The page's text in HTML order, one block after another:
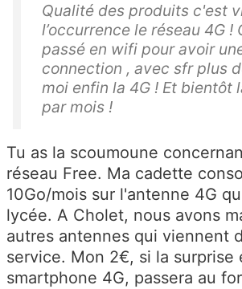
Qualité des produits c'est
l’occurrence le réseau 4G !
passé en wifi pour avoir
connection , avec sfr plus
moi enfin la 4G ! Et bientôt
par mois !
Tu as la scoumoune
réseau Free. Ma cadette
10Go/mois sur l'antenne 4G
lycée. A Cholet, nous avons
autres antennes qui viennent
service. Mon 2€, si la surprise
smartphone 4G, passera au